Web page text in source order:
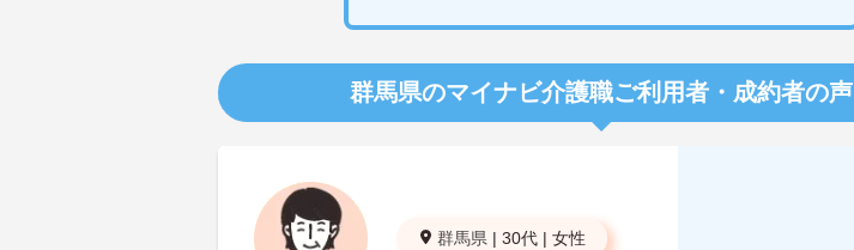
群馬県のマイナビ介護職ご利用者・成約者の声
群馬県 | 30代 | 女性